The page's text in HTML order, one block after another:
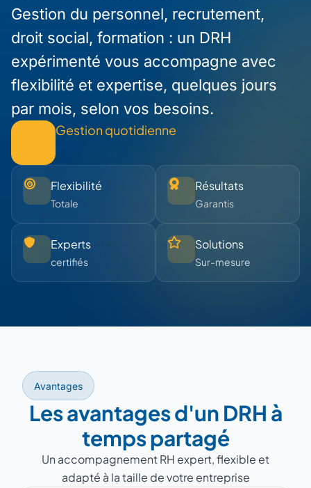
Gestion du personnel, recrutement,
droit social, formation : un DRH
expérimenté vous accompagne avec
flexibilité et expertise, quelques jours
par mois, selon vos besoins.
Gestion quotidienne
Flexibilité
Totale
Résultats
Garantis
Experts
certifiés
Solutions
Sur-mesure
Avantages
Les avantages d'un DRH à
temps partagé
Un accompagnement RH expert, flexible et
adapté à la taille de votre entreprise